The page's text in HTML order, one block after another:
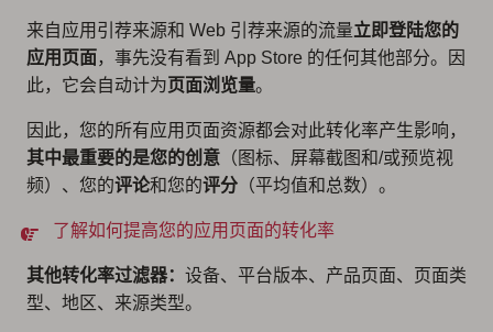
来自应用引荐来源和 Web 引荐来源的流量立即登陆您的
应用页面 ，事先没有看到 App Store 的任何其他部分。因
此，它会自动计为页面浏览量。
因此，您的所有应用页面资源都会对此转化率产生影响，
其中最重要的是您的创意 （图标、屏幕截图和/或预览视
频）、您的评论和您的评分 （平均值和总数）。
了解如何提高您的应用页面的转化率
其他转化率过滤器： 设备、平台版本、产品页面、页面类
型、地区、来源类型。